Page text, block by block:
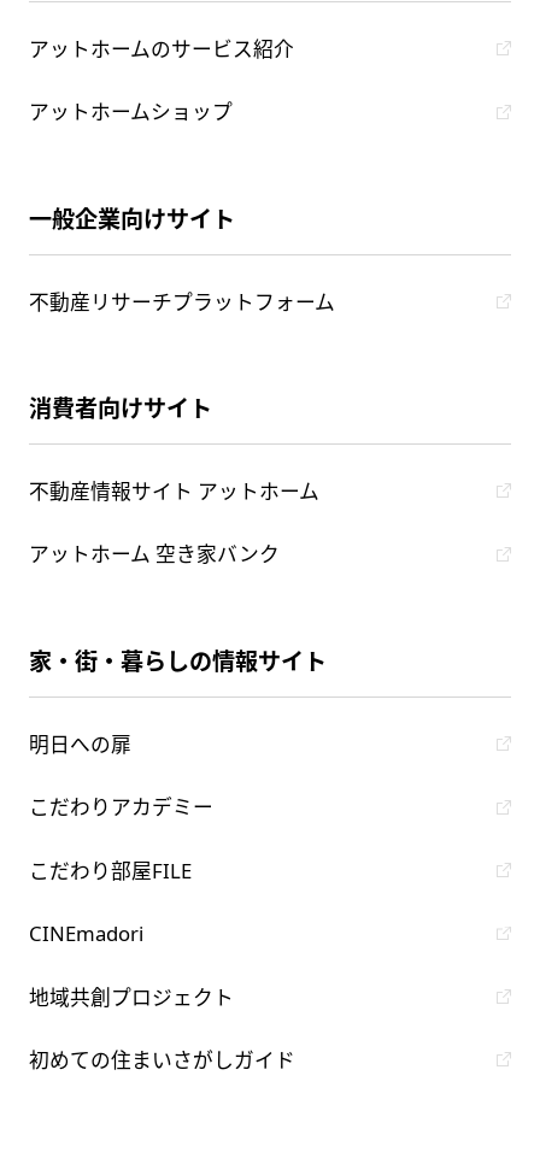
アットホームのサービス紹介
アットホームショップ
一般企業向けサイト
不動産リサーチプラットフォーム
消費者向けサイト
不動産情報サイト アットホーム
アットホーム 空き家バンク
家・街・暮らしの情報サイト
明日への扉
こだわりアカデミー
こだわり部屋FILE
CINEmadori
地域共創プロジェクト
初めての住まいさがしガイド